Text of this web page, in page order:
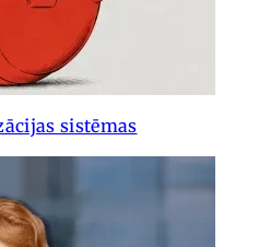
sistēmas